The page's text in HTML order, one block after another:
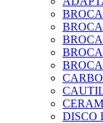
DISCO